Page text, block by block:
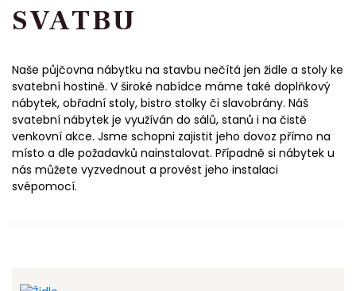
SVATBU
Naše půjčovna nábytku na stavbu nečítá jen židle a stoly ke
svatební hostině. V široké nabídce máme také doplňkový
nábytek, obřadní stoly, bistro stolky či slavobrány. Náš
svatební nábytek je využíván do sálů, stanů i na čistě
venkovní akce. Jsme schopni zajistit jeho dovoz přímo na
místo a dle požadavků nainstalovat. Případně si nábytek u
nás můžete vyzvednout a provést jeho instalaci
svépomocí.